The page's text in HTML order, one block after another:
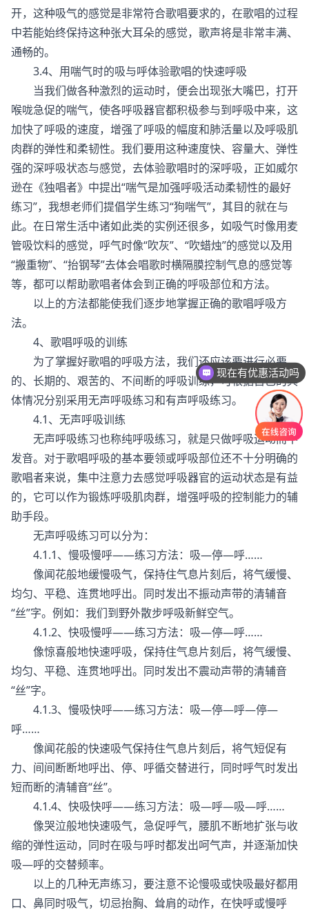
开，这种吸气的感觉是非常符合歌唱要求的，在歌唱的过程
中若能始终保持这种张大耳朵的感觉，歌声将是非常丰满、
通畅的。
3.4、用喘气时的吸与呼体验歌唱的快速呼吸
当我们做各种激烈的运动时，便会出现张大嘴巴，打开
喉咙急促的喘气，使各呼吸器官都积极参与到呼吸中来，这
加快了呼吸的速度，增强了呼吸的幅度和肺活量以及呼吸肌
肉群的弹性和柔韧性。我们要用这种速度快、容量大、弹性
强的深呼吸状态与感觉，去体验歌唱时的深呼吸，正如威尔
逊在《独唱者》中提出“喘气是加强呼吸活动柔韧性的最好
练习”，我想老师们提倡学生练习“狗喘气”，其目的就在与
此。在日常生活中诸如此类的实例还很多，如吸气时像用麦
管吸饮料的感觉，呼气时像“吹灰”、“吹蜡烛”的感觉以及用
“搬重物”、“抬钢琴”去体会唱歌时横隔膜控制气息的感觉等
等，都可以帮助歌唱者体会到正确的呼吸部位和方法。
以上的方法都能使我们逐步地掌握正确的歌唱呼吸方
法。
4、歌唱呼吸的训练
为了掌握好歌唱的呼吸方法，我们还应该要进行必要
的、长期的、艰苦的、不间断的呼吸训练，可根据自己的具
体情况分别采用无声呼吸练习和有声呼吸练习。
4.1、无声呼吸训练
无声呼吸练习也称纯呼吸练习，就是只做呼吸运动而不
发音。对于歌唱呼吸的基本要领或呼吸部位还不十分明确的
歌唱者来说，集中注意力去感觉呼吸器官的运动状态是有益
的，它可以作为锻炼呼吸肌肉群，增强呼吸的控制能力的辅
助手段。
无声呼吸练习可以分为：
4.1.1、慢吸慢呼——练习方法：吸—停—呼……
像闻花般地缓慢吸气，保持住气息片刻后，将气缓慢、
均匀、平稳、连贯地呼出。同时发出不振动声带的清辅音
“丝”字。例如：我们到野外散步呼吸新鲜空气。
4.1.2、快吸慢呼——练习方法：吸—停—呼……
像惊喜般地快速呼吸，保持住气息片刻后，将气缓慢、
均匀、平稳、连贯地呼出。同时发出不震动声带的清辅音
“丝”字。
4.1.3、慢吸快呼——练习方法：吸—停—呼—停—
呼……
像闻花般的快速吸气保持住气息片刻后，将气短促有
力、间间断断地呼出、停、呼循交替进行，同时呼气时发出
短而断的清辅音“丝”。
4.1.4、快吸快呼——练习方法：吸—呼—吸—呼……
像哭泣般地快速吸气，急促呼气，腰肌不断地扩张与收
缩的弹性运动，同时在吸与呼时都发出呵气声，并逐渐加快
吸—呼的交替频率。
以上的几种无声练习，要注意不论慢吸或快吸最好都用
口、鼻同时吸气，切忌抬胸、耸肩的动作，在快呼或慢呼
现在有优惠活动吗